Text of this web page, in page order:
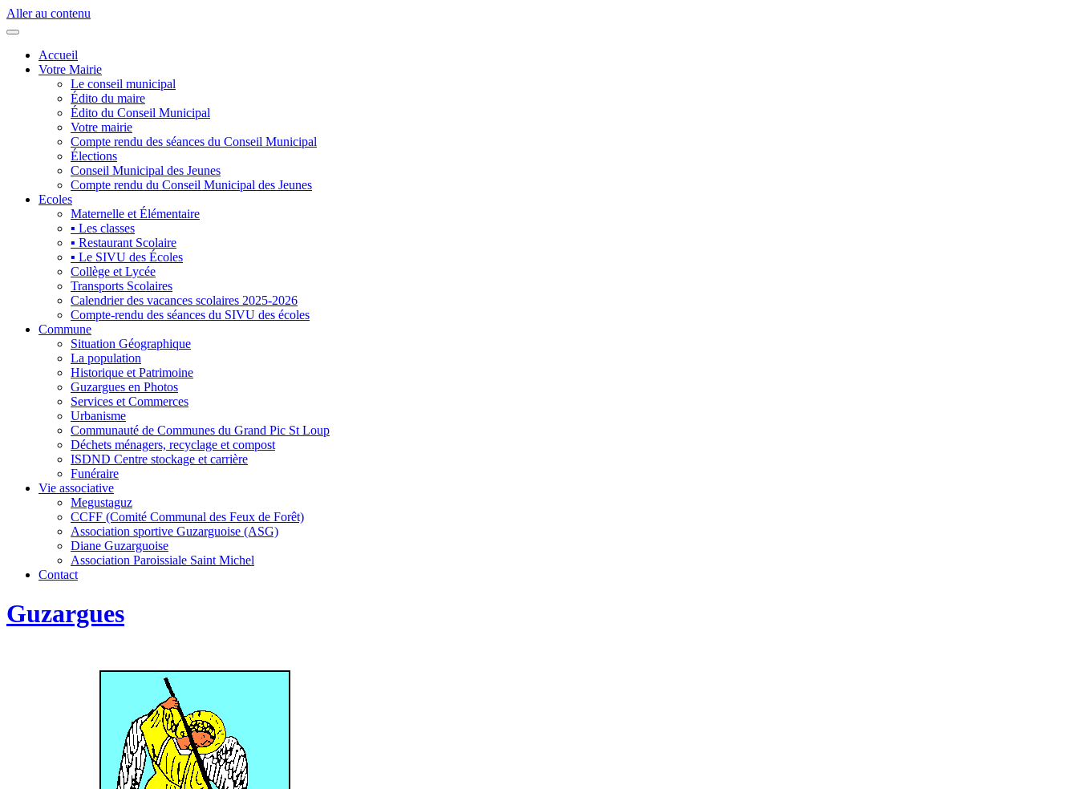
Aller au contenu
Accueil
Votre Mairie
Le conseil municipal
Édito du maire
Édito du Conseil Municipal
Votre mairie
Compte rendu des séances du Conseil Municipal
Élections
Conseil Municipal des Jeunes
Compte rendu du Conseil Municipal des Jeunes
Ecoles
Maternelle et Élémentaire
▪ Les classes
▪ Restaurant Scolaire
▪ Le SIVU des Écoles
Collège et Lycée
Transports Scolaires
Calendrier des vacances scolaires 2025-2026
Compte-rendu des séances du SIVU des écoles
Commune
Situation Géographique
La population
Historique et Patrimoine
Guzargues en Photos
Services et Commerces
Urbanisme
Communauté de Communes du Grand Pic St Loup
Déchets ménagers, recyclage et compost
ISDND Centre stockage et carrière
Funéraire
Vie associative
Megustaguz
CCFF (Comité Communal des Feux de Forêt)
Association sportive Guzarguoise (ASG)
Diane Guzarguoise
Association Paroissiale Saint Michel
Contact
Guzargues